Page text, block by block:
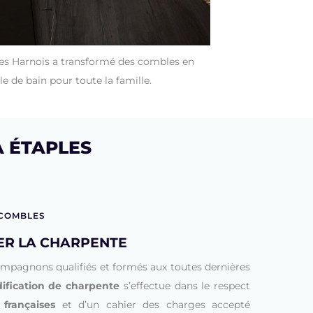
Harnois a transformé des combles en
de bain pour toute la famille.
ÉTAPLES
LA CHARPENTE
qualifiés et formés aux toutes dernières
de charpente s’effectue dans le respect
et d’un cahier des charges accepté